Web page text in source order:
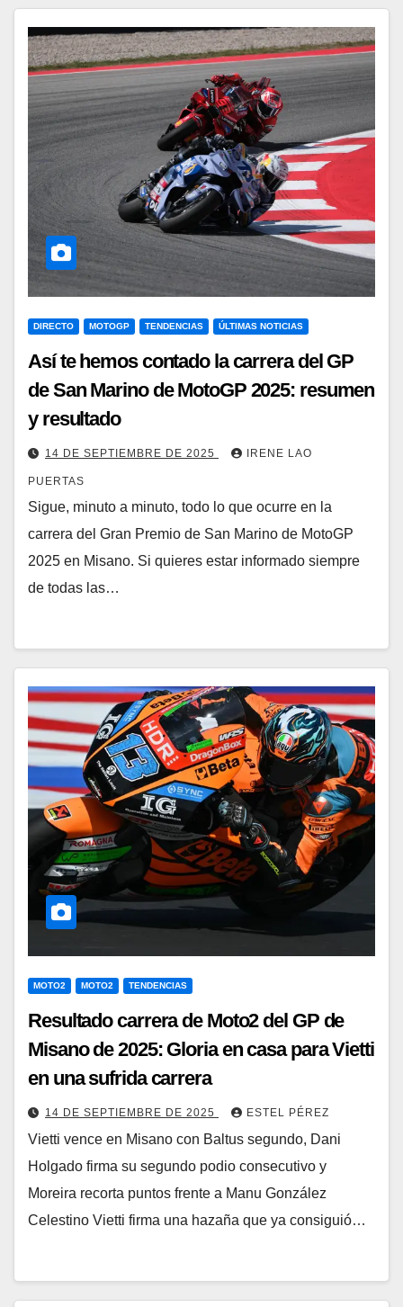
DIRECTO MOTOGP TENDENCIAS ÚLTIMAS NOTICIAS
Así te hemos contado la carrera del GP
de San Marino de MotoGP 2025: resumen
y resultado
14 DE SEPTIEMBRE DE 2025 IRENE LAO
PUERTAS
Sigue, minuto a minuto, todo lo que ocurre en la
carrera del Gran Premio de San Marino de MotoGP
2025 en Misano. Si quieres estar informado siempre
de todas las…
MOTO2 MOTO2 TENDENCIAS
Resultado carrera de Moto2 del GP de
Misano de 2025: Gloria en casa para Vietti
en una sufrida carrera
14 DE SEPTIEMBRE DE 2025 ESTEL PÉREZ
Vietti vence en Misano con Baltus segundo, Dani
Holgado firma su segundo podio consecutivo y
Moreira recorta puntos frente a Manu González
Celestino Vietti firma una hazaña que ya consiguió…